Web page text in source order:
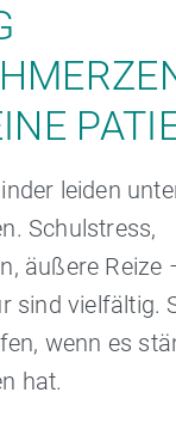
leiden
Schulstress,
äußere Reize
sind vielfältig.
wenn es
hat.